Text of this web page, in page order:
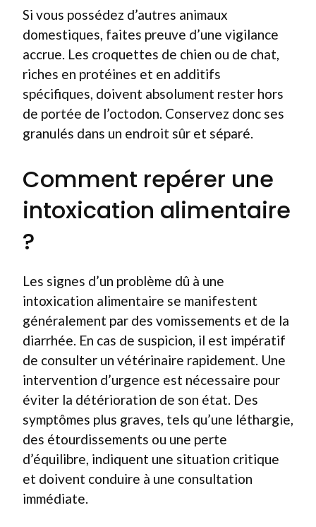
Si vous possédez d’autres animaux
domestiques, faites preuve d’une vigilance
accrue. Les croquettes de chien ou de chat,
riches en protéines et en additifs
spécifiques, doivent absolument rester hors
de portée de l’octodon. Conservez donc ses
granulés dans un endroit sûr et séparé.
Comment repérer une
intoxication alimentaire
?
Les signes d’un problème dû à une
intoxication alimentaire se manifestent
généralement par des vomissements et de la
diarrhée. En cas de suspicion, il est impératif
de consulter un vétérinaire rapidement. Une
intervention d’urgence est nécessaire pour
éviter la détérioration de son état. Des
symptômes plus graves, tels qu’une léthargie,
des étourdissements ou une perte
d’équilibre, indiquent une situation critique
et doivent conduire à une consultation
immédiate.